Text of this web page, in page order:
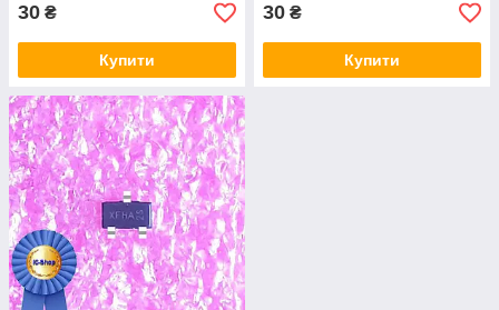
30 ₴
Купити
30 ₴
Купити